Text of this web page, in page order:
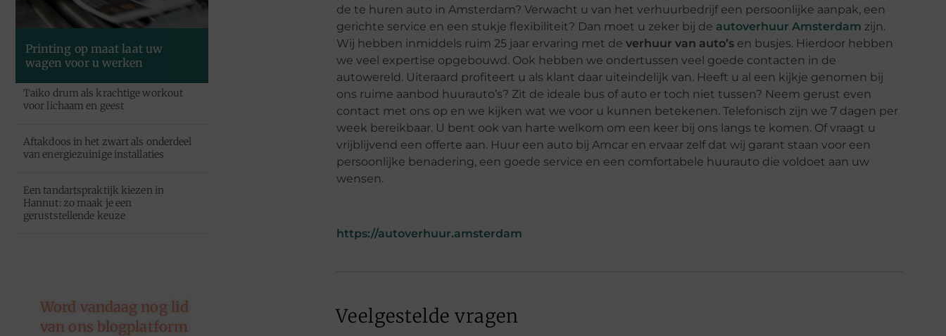
Printing op maat laat uw
wagen voor u werken
Taiko drum als krachtige workout
voor lichaam en geest
Aftakdoos in het zwart als onderdeel
van energiezuinige installaties
Een tandartspraktijk kiezen in
Hannut: zo maak je een
geruststellende keuze
Word vandaag nog lid
van ons blogplatform
de te huren auto in Amsterdam? Verwacht u van het verhuurbedrijf een persoonlijke aanpak, een
gerichte service en een stukje flexibiliteit? Dan moet u zeker bij de autoverhuur Amsterdam zijn.
Wij hebben inmiddels ruim 25 jaar ervaring met de verhuur van auto’s en busjes. Hierdoor hebben
we veel expertise opgebouwd. Ook hebben we ondertussen veel goede contacten in de
autowereld. Uiteraard profiteert u als klant daar uiteindelijk van. Heeft u al een kijkje genomen bij
ons ruime aanbod huurauto’s? Zit de ideale bus of auto er toch niet tussen? Neem gerust even
contact met ons op en we kijken wat we voor u kunnen betekenen. Telefonisch zijn we 7 dagen per
week bereikbaar. U bent ook van harte welkom om een keer bij ons langs te komen. Of vraagt u
vrijblijvend een offerte aan. Huur een auto bij Amcar en ervaar zelf dat wij garant staan voor een
persoonlijke benadering, een goede service en een comfortabele huurauto die voldoet aan uw
wensen.
https://autoverhuur.amsterdam
Veelgestelde vragen